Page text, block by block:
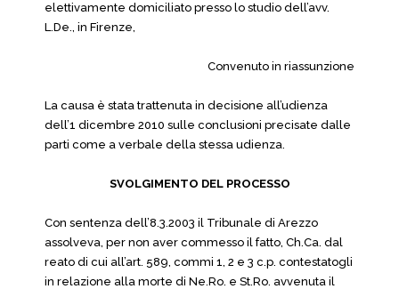
elettivamente domiciliato presso lo studio dell’avv.
L.De., in Firenze,
Convenuto in riassunzione
La causa è stata trattenuta in decisione all’udienza
dell’1 dicembre 2010 sulle conclusioni precisate dalle
parti come a verbale della stessa udienza.
SVOLGIMENTO DEL PROCESSO
Con sentenza dell’8.3.2003 il Tribunale di Arezzo
assolveva, per non aver commesso il fatto, Ch.Ca. dal
reato di cui all’art. 589, commi 1, 2 e 3 c.p. contestatogli
in relazione alla morte di Ne.Ro. e St.Ro. avvenuta il